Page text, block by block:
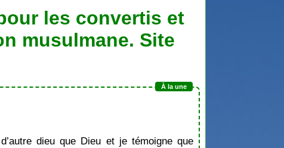
les convertis et
musulmane. Site
dieu que Dieu et je témoigne que